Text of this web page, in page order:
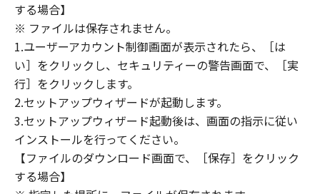
７．保証の否認・免責
(1) 「本ソフトウェア」は、『現状のまま』の
状態で使用許諾されます。キヤノン、キヤノン
のライセンサー、キヤノンの子会社、キヤノン
の関連会社、それらの販売代理店または販売店
のいずれも、「本ソフトウェア」に関して、商
品性および特定の目的への適合性の保証を含
め、いかなる保証も、明示たると黙示たるとを
問わず一切しないものとします。
(2) キヤノン、キヤノンのライセンサー、キヤノ
する場合】
※ ファイルは保存されません。
1.ユーザーアカウント制御画面が表示されたら、［は
い］をクリックし、セキュリティーの警告画面で、［実
行］をクリックします。
2.セットアップウィザードが起動します。
3.セットアップウィザード起動後は、画面の指示に従い
インストールを行ってください。
【ファイルのダウンロード画面で、［保存］をクリック
する場合】